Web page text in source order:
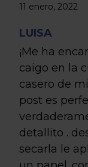
11 enero, 2022
LUISA
¡Me ha
caigo en la
casero de
post es
detallito .
secarla le